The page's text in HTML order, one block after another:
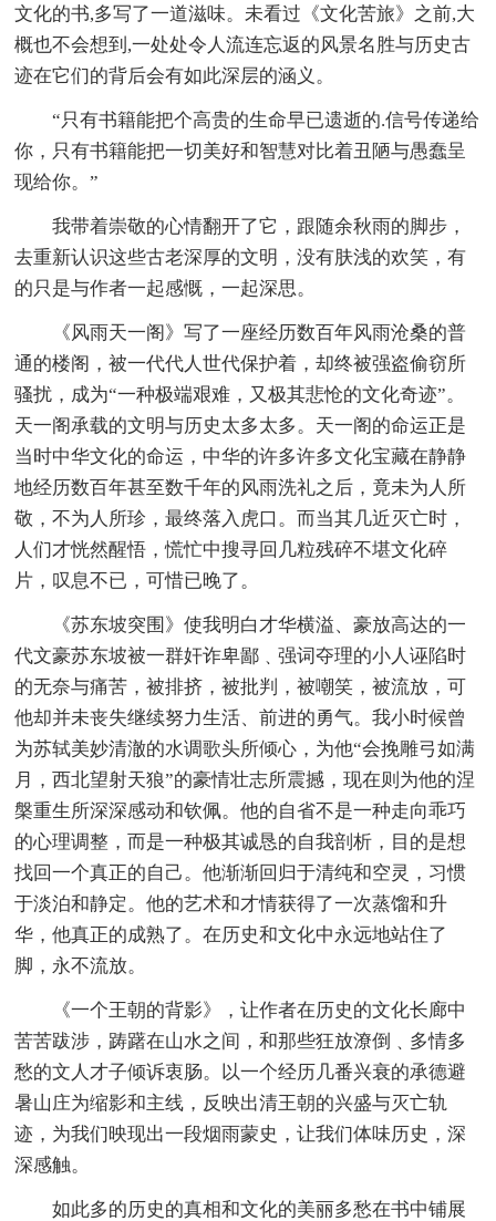
文化的书,多写了一道滋味。未看过《文化苦旅》之前,大
概也不会想到,一处处令人流连忘返的风景名胜与历史古
迹在它们的背后会有如此深层的涵义。
“只有书籍能把个高贵的生命早已遗逝的.信号传递给
你，只有书籍能把一切美好和智慧对比着丑陋与愚蠢呈
现给你。”
我带着崇敬的心情翻开了它，跟随余秋雨的脚步，
去重新认识这些古老深厚的文明，没有肤浅的欢笑，有
的只是与作者一起感慨，一起深思。
《风雨天一阁》写了一座经历数百年风雨沧桑的普
通的楼阁，被一代代人世代保护着，却终被强盗偷窃所
骚扰，成为“一种极端艰难，又极其悲怆的文化奇迹”。
天一阁承载的文明与历史太多太多。天一阁的命运正是
当时中华文化的命运，中华的许多许多文化宝藏在静静
地经历数百年甚至数千年的风雨洗礼之后，竟未为人所
敬，不为人所珍，最终落入虎口。而当其几近灭亡时，
人们才恍然醒悟，慌忙中搜寻回几粒残碎不堪文化碎
片，叹息不已，可惜已晚了。
《苏东坡突围》使我明白才华横溢、豪放高达的一
代文豪苏东坡被一群奸诈卑鄙﹑强词夺理的小人诬陷时
的无奈与痛苦，被排挤，被批判，被嘲笑，被流放，可
他却并未丧失继续努力生活、前进的勇气。我小时候曾
为苏轼美妙清澈的水调歌头所倾心，为他“会挽雕弓如满
月，西北望射天狼”的豪情壮志所震撼，现在则为他的涅
槃重生所深深感动和钦佩。他的自省不是一种走向乖巧
的心理调整，而是一种极其诚恳的自我剖析，目的是想
找回一个真正的自己。他渐渐回归于清纯和空灵，习惯
于淡泊和静定。他的艺术和才情获得了一次蒸馏和升
华，他真正的成熟了。在历史和文化中永远地站住了
脚，永不流放。
《一个王朝的背影》，让作者在历史的文化长廊中
苦苦跋涉，踌躇在山水之间，和那些狂放潦倒﹑多情多
愁的文人才子倾诉衷肠。以一个经历几番兴衰的承德避
暑山庄为缩影和主线，反映出清王朝的兴盛与灭亡轨
迹，为我们映现出一段烟雨蒙史，让我们体味历史，深
深感触。
如此多的历史的真相和文化的美丽多愁在书中铺展